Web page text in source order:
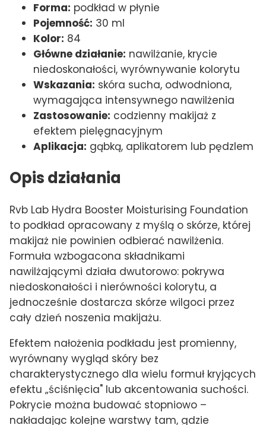
Forma: podkład w płynie
Pojemność: 30 ml
Kolor: 84
Główne działanie: nawilżanie, krycie
niedoskonałości, wyrównywanie kolorytu
Wskazania: skóra sucha, odwodniona,
wymagająca intensywnego nawilżenia
Zastosowanie: codzienny makijaż z
efektem pielęgnacyjnym
Aplikacja: gąbką, aplikatorem lub pędzlem
Opis działania
Rvb Lab Hydra Booster Moisturising Foundation
to podkład opracowany z myślą o skórze, której
makijaż nie powinien odbierać nawilżenia.
Formuła wzbogacona składnikami
nawilżającymi działa dwutorowo: pokrywa
niedoskonałości i nierówności kolorytu, a
jednocześnie dostarcza skórze wilgoci przez
cały dzień noszenia makijażu.
Efektem nałożenia podkładu jest promienny,
wyrównany wygląd skóry bez
charakterystycznego dla wielu formuł kryjących
efektu „ściśnięcia" lub akcentowania suchości.
Pokrycie można budować stopniowo –
nakładając kolejne warstwy tam, gdzie